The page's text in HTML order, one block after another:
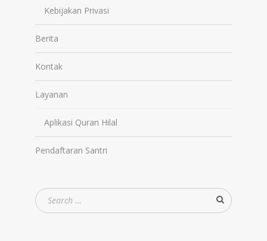
Kebijakan Privasi
Berita
Kontak
Layanan
Aplikasi Quran Hilal
Pendaftaran Santri